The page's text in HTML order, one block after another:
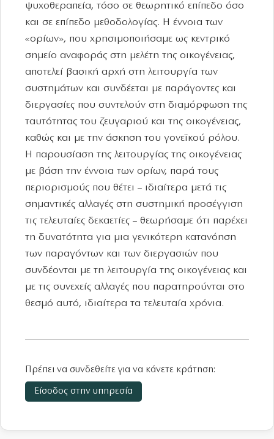
ψυχοθεραπεία, τόσο σε θεωρητικό επίπεδο όσο
και σε επίπεδο μεθοδολογίας. Η έννοια των
«ορίων», που χρησιμοποιήσαμε ως κεντρικό
σημείο αναφοράς στη μελέτη της οικογένειας,
αποτελεί βασική αρχή στη λειτουργία των
συστημάτων και συνδέεται με παράγοντες και
διεργασίες που συντελούν στη διαμόρφωση της
ταυτότητας του ζευγαριού και της οικογένειας,
καθώς και με την άσκηση του γονεϊκού ρόλου.
Η παρουσίαση της λειτουργίας της οικογένειας
με βάση την έννοια των ορίων, παρά τους
περιορισμούς που θέτει – ιδιαίτερα μετά τις
σημαντικές αλλαγές στη συστημική προσέγγιση
τις τελευταίες δεκαετίες – θεωρήσαμε ότι παρέχει
τη δυνατότητα για μια γενικότερη κατανόηση
των παραγόντων και των διεργασιών που
συνδέονται με τη λειτουργία της οικογένειας και
με τις συνεχείς αλλαγές που παρατηρούνται στο
θεσμό αυτό, ιδιαίτερα τα τελευταία χρόνια.
Πρέπει να συνδεθείτε για να κάνετε κράτηση:
Είσοδος στην υπηρεσία